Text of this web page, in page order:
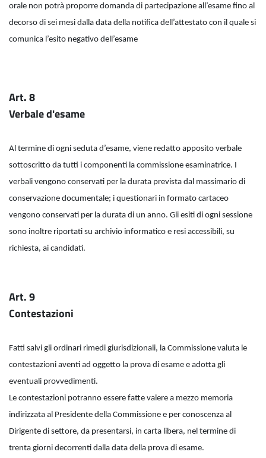
orale non potrà proporre domanda di partecipazione all’esame fino al
decorso di sei mesi dalla data della notifica dell’attestato con il quale si
comunica l’esito negativo dell’esame
Art. 8
Verbale d'esame
Al termine di ogni seduta d’esame, viene redatto apposito verbale
sottoscritto da tutti i componenti la commissione esaminatrice. I
verbali vengono conservati per la durata prevista dal massimario di
conservazione documentale; i questionari in formato cartaceo
vengono conservati per la durata di un anno. Gli esiti di ogni sessione
sono inoltre riportati su archivio informatico e resi accessibili, su
richiesta, ai candidati.
Art. 9
Contestazioni
Fatti salvi gli ordinari rimedi giurisdizionali, la Commissione valuta le
contestazioni aventi ad oggetto la prova di esame e adotta gli
eventuali provvedimenti.
Le contestazioni potranno essere fatte valere a mezzo memoria
indirizzata al Presidente della Commissione e per conoscenza al
Dirigente di settore, da presentarsi, in carta libera, nel termine di
trenta giorni decorrenti dalla data della prova di esame.